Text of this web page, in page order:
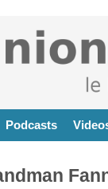
Podcasts